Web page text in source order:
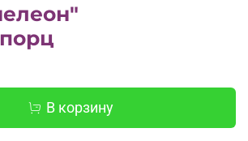
В корзину